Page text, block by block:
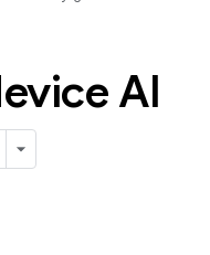
AI